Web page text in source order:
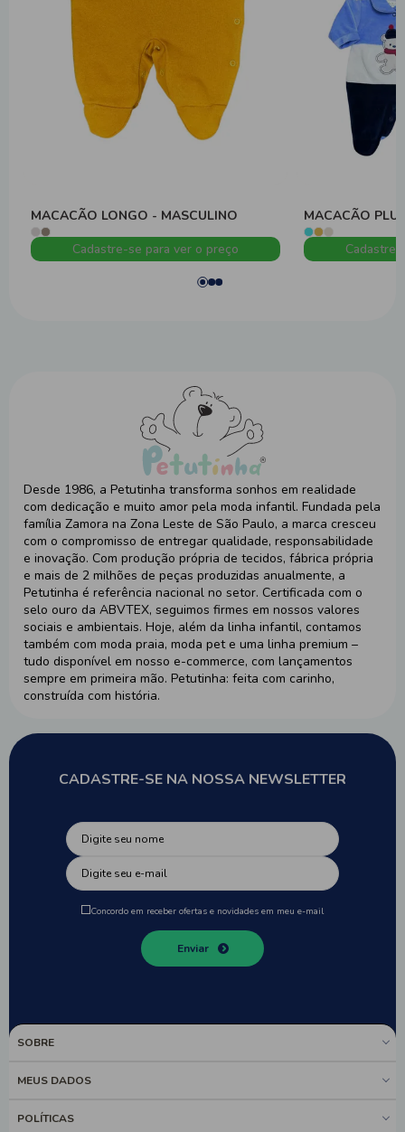
MACACÃO LONGO - MASCULINO
Cadastre-se para ver o preço
MACACÃO
Desde 1986, a Petutinha transforma sonhos em realidade
com dedicação e muito amor pela moda infantil. Fundada pela
família Zamora na Zona Leste de São Paulo, a marca cresceu
com o compromisso de entregar qualidade, responsabilidade
e inovação. Com produção própria de tecidos, fábrica própria
e mais de 2 milhões de peças produzidas anualmente, a
Petutinha é referência nacional no setor. Certificada com o
selo ouro da ABVTEX, seguimos firmes em nossos valores
sociais e ambientais. Hoje, além da linha infantil, contamos
também com moda praia, moda pet e uma linha premium –
tudo disponível em nosso e-commerce, com lançamentos
sempre em primeira mão. Petutinha: feita com carinho,
construída com história.
CADASTRE-SE NA NOSSA NEWSLETTER
Enviar
Concordo em receber ofertas e novidades em meu e-mail
SOBRE
MEUS DADOS
POLÍTICAS